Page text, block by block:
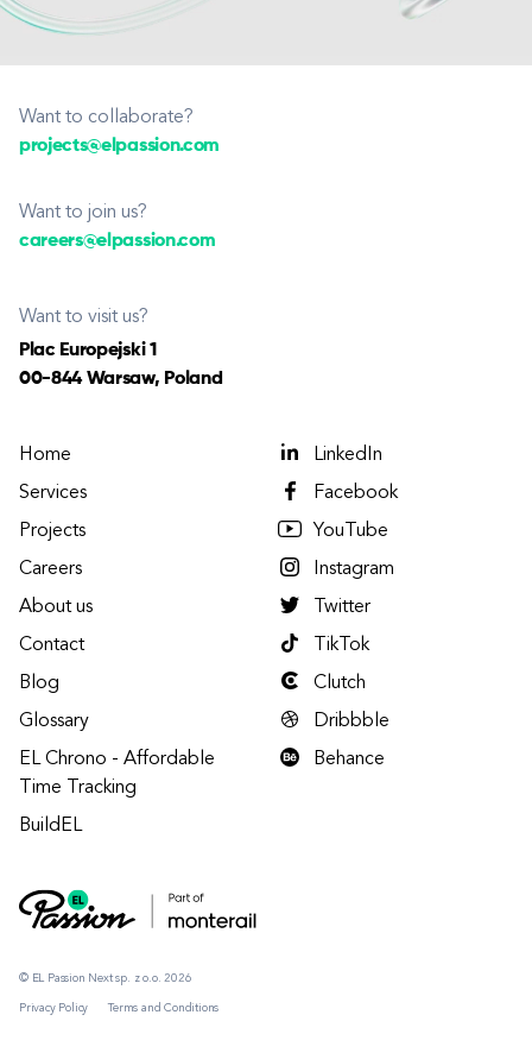
Want to collaborate?
projects@elpassion.com
Want to join us?
careers@elpassion.com
Want to visit us?
Plac Europejski 1
00-844 Warsaw, Poland
© EL Passion Next sp. z o.o. 2026
Privacy Policy Terms and Conditions
Home
Services
Projects
Careers
About us
Contact
Blog
Glossary
EL Chrono - Affordable
Time Tracking
BuildEL
LinkedIn
Facebook
YouTube
Instagram
Twitter
TikTok
Clutch
Dribbble
Behance